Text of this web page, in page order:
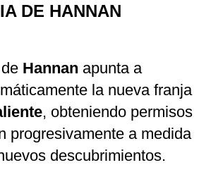
DE HANNAN
Hannan apunta a
la nueva franja
, obteniendo permisos
progresivamente a medida
descubrimientos.